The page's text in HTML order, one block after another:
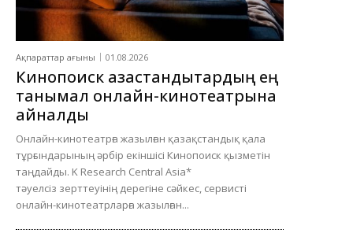
Ақпараттар ағыны 01.08.2026
Кинопоиск қазақстандықтардың ең
танымал онлайн-кинотеатрына
айналды
Онлайн-кинотеатрға жазылған қазақстандық қала
тұрғындарының әрбір екіншісі Кинопоиск қызметін
таңдайды. K Research Central Asia*
тәуелсіз зерттеуінің дерегіне сәйкес, сервисті
онлайн-кинотеатрларға жазылған...